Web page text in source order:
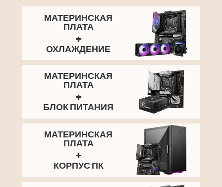
МАТЕРИНСКАЯ
ПЛАТА
+
ОХЛАЖДЕНИЕ
МАТЕРИНСКАЯ
ПЛАТА
+
БЛОК ПИТАНИЯ
МАТЕРИНСКАЯ
ПЛАТА
+
КОРПУС ПК